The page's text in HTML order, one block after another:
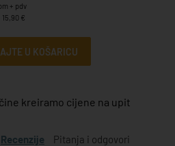
+ pdv
15,90 €
U KOŠARICU
kreiramo cijene na upit
Recenzije Pitanja i odgovori